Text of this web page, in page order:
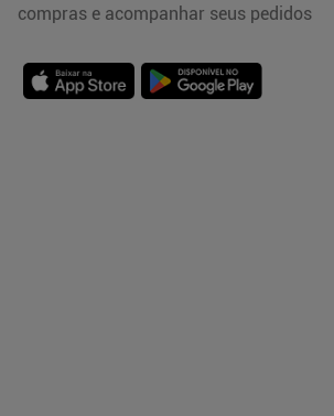
compras e acompanhar seus pedidos